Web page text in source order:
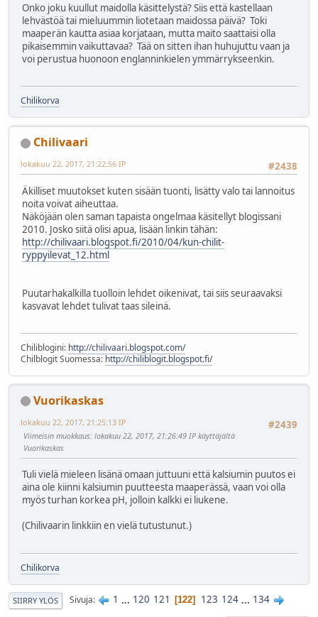
Onko joku kuullut maidolla käsittelystä? Siis että kastellaan
lehvästöä tai mieluummin liotetaan maidossa päivä? Toki
maaperän kautta asiaa korjataan, mutta maito saattaisi olla
pikaisemmin vaikuttavaa? Tää on sitten ihan huhujuttu vaan ja
voi perustua huonoon englanninkielen ymmärrykseenkin.
Chilikorva
Chilivaari
#2438
lokakuu 22, 2017, 21:22:56 IP
Äkilliset muutokset kuten sisään tuonti, lisätty valo tai lannoitus
noita voivat aiheuttaa.
Näköjään olen saman tapaista ongelmaa käsitellyt blogissani
2010. Josko siitä olisi apua, lisään linkin tähän:
http://chilivaari.blogspot.fi/2010/04/kun-chilit-
ryppyilevat_12.html
Puutarhakalkilla tuolloin lehdet oikenivat, tai siis seuraavaksi
kasvavat lehdet tulivat taas sileinä.
Chiliblogini: http://chilivaari.blogspot.com/
Chilblogit Suomessa: http://chiliblogit.blogspot.fi/
Vuorikaskas
#2439
lokakuu 22, 2017, 21:25:13 IP
Viimeisin muokkaus: lokakuu 22, 2017, 21:26:49 IP käyttäjältä
Vuorikaskas
Tuli vielä mieleen lisänä omaan juttuuni että kalsiumin puutos ei
aina ole kiinni kalsiumin puutteesta maaperässä, vaan voi olla
myös turhan korkea pH, jolloin kalkki ei liukene.
(Chilivaarin linkkiin en vielä tutustunut.)
Chilikorva
SIIRRY YLÖS Sivuja 1 ... 120 121 122 123 124 ... 134